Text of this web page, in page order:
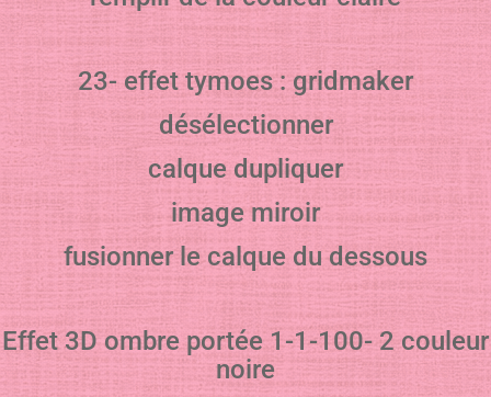
23- effet tymoes : gridmaker
désélectionner
calque dupliquer
image miroir
fusionner le calque du dessous
Effet 3D ombre portée 1-1-100- 2 couleur
noire